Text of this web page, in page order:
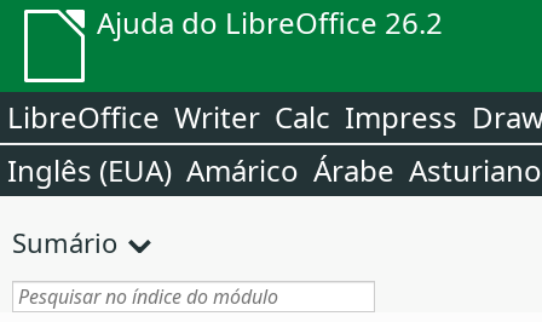
Ajuda do LibreOffice 26.2
LibreOffice Writer Calc Impress
Inglês (EUA) Amárico Árabe Asturiano
Sumário